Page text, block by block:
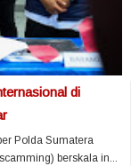
di
Polda Sumatera
berskala in...